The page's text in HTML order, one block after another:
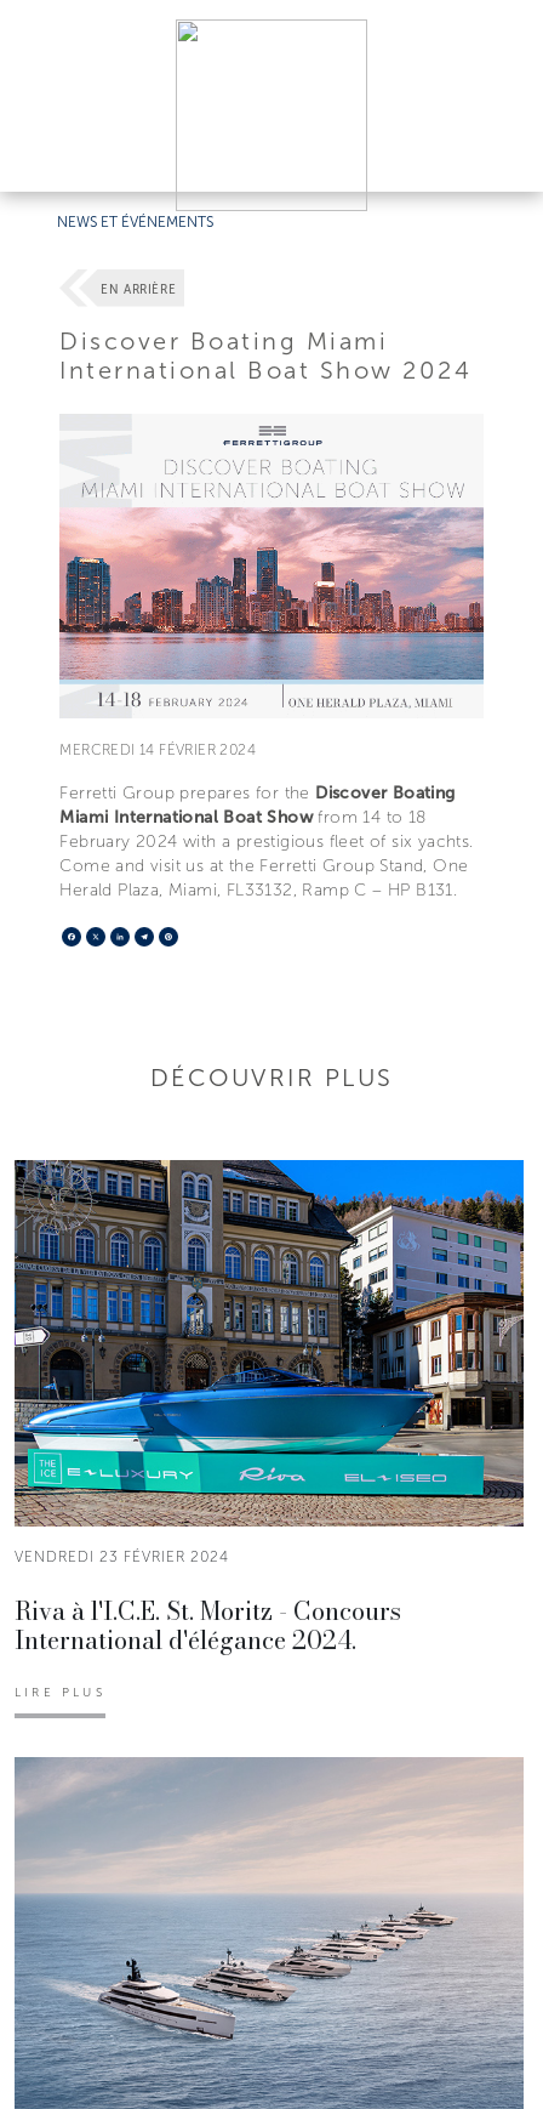
NEWS ET ÉVÉNEMENTS
EN ARRIÈRE
Discover Boating Miami
International Boat Show 2024
MERCREDI 14 FÉVRIER 2024
Ferretti Group prepares for the Discover Boating
Miami International Boat Showfrom 14 to 18
February 2024 with a prestigious fleet of six yachts.
Come and visit us at the Ferretti Group Stand, One
Herald Plaza, Miami, FL33132, Ramp C – HP B131.
Facebook
X LinkedIn
Telegram
DÉCOUVRIR PLUS
VENDREDI 23 FÉVRIER 2024
Riva à l'I.C.E. St. Moritz - Concours
International d'élégance 2024.
LIRE PLUS